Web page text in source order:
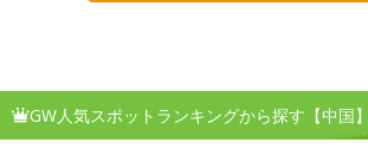
GW人気スポットランキングから探す【中国】